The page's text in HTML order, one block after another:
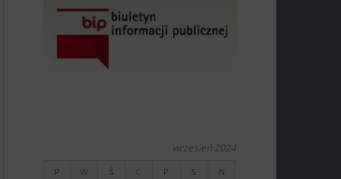
wrzesień 2024
P W Ś C P S
N